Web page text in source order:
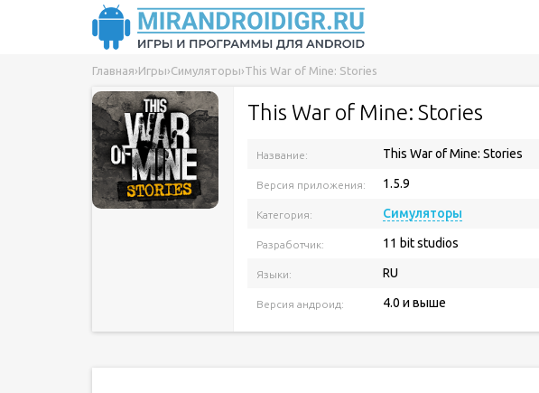
Главная›Игры›Симуляторы›This War of Mine: Stories
This War of Mine: Stories
Название: This War of Mine: Stories
Версия приложения: 1.5.9
Категория: Симуляторы
Разработчик: 11 bit studios
Языки: RU
Версия андроид: 4.0 и выше